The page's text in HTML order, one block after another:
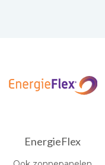
EnergieFlex